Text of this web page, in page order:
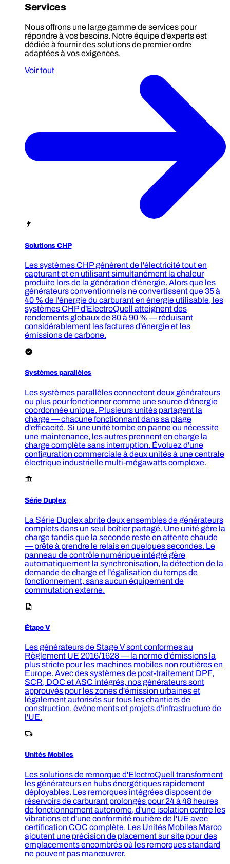
Services
Nous offrons une large gamme de services pour
répondre à vos besoins. Notre équipe d'experts est
dédiée à fournir des solutions de premier ordre
adaptées à vos exigences.
Voir tout
Solutions CHP
Les systèmes CHP génèrent de l'électricité tout en
capturant et en utilisant simultanément la chaleur
produite lors de la génération d'énergie. Alors que les
générateurs conventionnels ne convertissent que 35 à
40 % de l'énergie du carburant en énergie utilisable, les
systèmes CHP d'ElectroQuell atteignent des
rendements globaux de 80 à 90 % — réduisant
considérablement les factures d'énergie et les
émissions de carbone.
Systèmes parallèles
Les systèmes parallèles connectent deux générateurs
ou plus pour fonctionner comme une source d'énergie
coordonnée unique. Plusieurs unités partagent la
charge — chacune fonctionnant dans sa plage
d'efficacité. Si une unité tombe en panne ou nécessite
une maintenance, les autres prennent en charge la
charge complète sans interruption. Évoluez d'une
configuration commerciale à deux unités à une centrale
électrique industrielle multi-mégawatts complexe.
Série Duplex
La Série Duplex abrite deux ensembles de générateurs
complets dans un seul boîtier partagé. Une unité gère la
charge tandis que la seconde reste en attente chaude
— prête à prendre le relais en quelques secondes. Le
panneau de contrôle numérique intégré gère
automatiquement la synchronisation, la détection de la
demande de charge et l'égalisation du temps de
fonctionnement, sans aucun équipement de
commutation externe.
Étape V
Les générateurs de Stage V sont conformes au
Règlement UE 2016/1628 — la norme d'émissions la
plus stricte pour les machines mobiles non routières en
Europe. Avec des systèmes de post-traitement DPF,
SCR, DOC et ASC intégrés, nos générateurs sont
approuvés pour les zones d'émission urbaines et
légalement autorisés sur tous les chantiers de
construction, événements et projets d'infrastructure de
l'UE.
Unités Mobiles
Les solutions de remorque d'ElectroQuell transforment
les générateurs en hubs énergétiques rapidement
déployables. Les remorques intégrées disposent de
réservoirs de carburant prolongés pour 24 à 48 heures
de fonctionnement autonome, d'une isolation contre les
vibrations et d'une conformité routière de l'UE avec
certification COC complète. Les Unités Mobiles Marco
ajoutent une précision de placement sur site pour des
emplacements encombrés où les remorques standard
ne peuvent pas manœuvrer.